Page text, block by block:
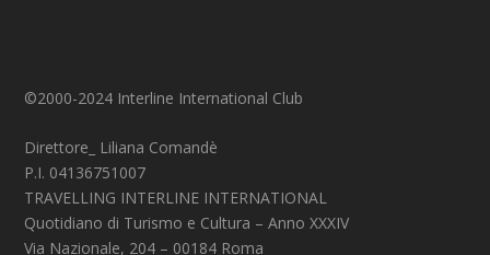
©2000-2024 Interline International Club
Direttore_ Liliana Comandè
P.I. 04136751007
TRAVELLING INTERLINE INTERNATIONAL
Quotidiano di Turismo e Cultura – Anno XXXIV
Via Nazionale, 204 – 00184 Roma